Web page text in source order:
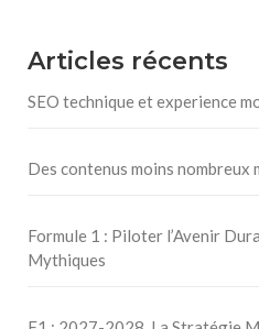
Articles récents
SEO technique et experience
Des contenus moins nombreux
Formule 1 : Piloter l’Avenir
Mythiques